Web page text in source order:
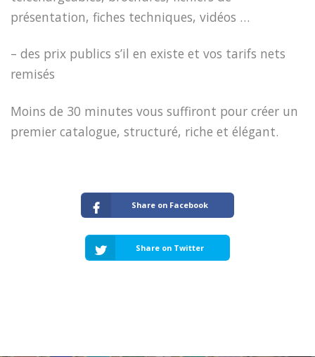
présentation, fiches techniques, vidéos …
– des prix publics s’il en existe et vos tarifs nets
remisés
Moins de 30 minutes vous suffiront pour créer un
premier catalogue, structuré, riche et élégant.
Share on Facebook
Share on Twitter